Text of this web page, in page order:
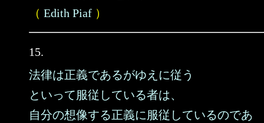
（ Edith Piaf ）
15.
法律は正義であるがゆえに従う
といって服従している者は、
自分の想像する正義に服従しているのであ